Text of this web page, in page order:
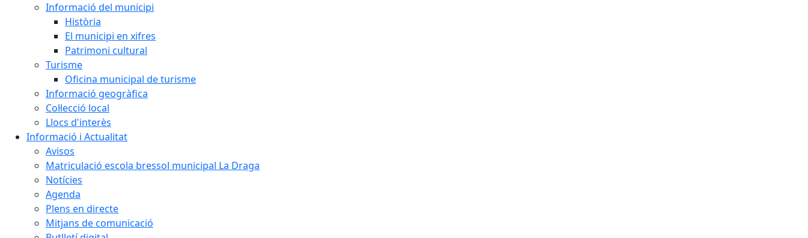
Informació del municipi
Història
El municipi en xifres
Patrimoni cultural
Turisme
Oficina municipal de turisme
Informació geogràfica
Col·lecció local
Llocs d'interès
Informació i Actualitat
Avisos
Matriculació escola bressol municipal La Draga
Notícies
Agenda
Plens en directe
Mitjans de comunicació